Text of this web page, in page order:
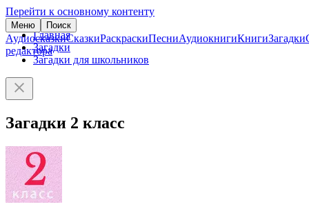
Перейти к основному контенту
Меню Поиск
АудиосказкиСказкиРаскраскиПесниАудиокнигиКнигиЗагадки
редактора
Главная
Загадки
Загадки для школьников
Загадки 2 класс